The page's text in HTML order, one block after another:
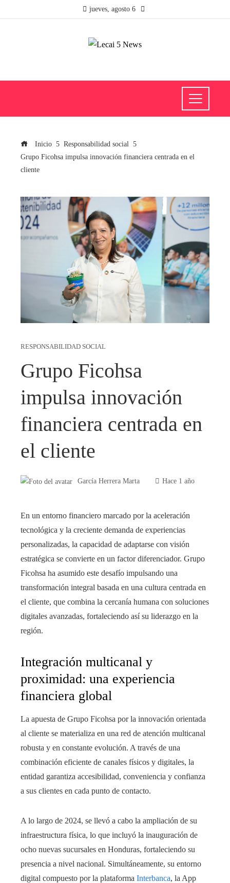
jueves, agosto 6
Inicio
Responsabilidad social
Grupo Ficohsa impulsa innovación financiera centrada en el
cliente
RESPONSABILIDAD SOCIAL
Grupo Ficohsa
impulsa innovación
financiera centrada en
el cliente
García Herrera Marta Hace 1 año
En un entorno financiero marcado por la aceleración
tecnológica y la creciente demanda de experiencias
personalizadas, la capacidad de adaptarse con visión
estratégica se convierte en un factor diferenciador. Grupo
Ficohsa ha asumido este desafío impulsando una
transformación integral basada en una cultura centrada en
el cliente, que combina la cercanía humana con soluciones
digitales avanzadas, fortaleciendo así su liderazgo en la
región.
Integración multicanal y
proximidad: una experiencia
financiera global
La apuesta de Grupo Ficohsa por la innovación orientada
al cliente se materializa en una red de atención multicanal
robusta y en constante evolución. A través de una
combinación eficiente de canales físicos y digitales, la
entidad garantiza accesibilidad, conveniencia y confianza
a sus clientes en cada punto de contacto.
A lo largo de 2024, se llevó a cabo la ampliación de su
infraestructura física, lo que incluyó la inauguración de
ocho nuevas sucursales en Honduras, fortaleciendo su
presencia a nivel nacional. Simultáneamente, su entorno
digital compuesto por la plataforma Interbanca, la App